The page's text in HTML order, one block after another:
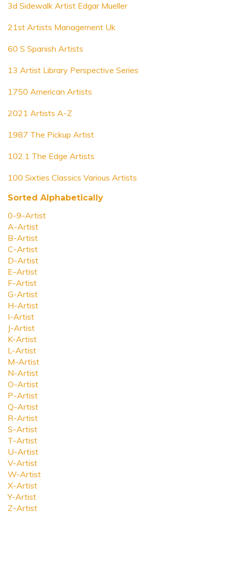
3d Sidewalk Artist Edgar Mueller
21st Artists Management Uk
60 S Spanish Artists
13 Artist Library Perspective Series
1750 American Artists
2021 Artists A-Z
1987 The Pickup Artist
102.1 The Edge Artists
100 Sixties Classics Various Artists
Sorted Alphabetically
0-9-Artist
A-Artist
B-Artist
C-Artist
D-Artist
E-Artist
F-Artist
G-Artist
H-Artist
I-Artist
J-Artist
K-Artist
L-Artist
M-Artist
N-Artist
O-Artist
P-Artist
Q-Artist
R-Artist
S-Artist
T-Artist
U-Artist
V-Artist
W-Artist
X-Artist
Y-Artist
Z-Artist